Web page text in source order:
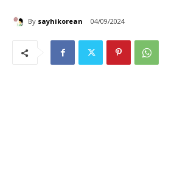
By sayhikorean 04/09/2024